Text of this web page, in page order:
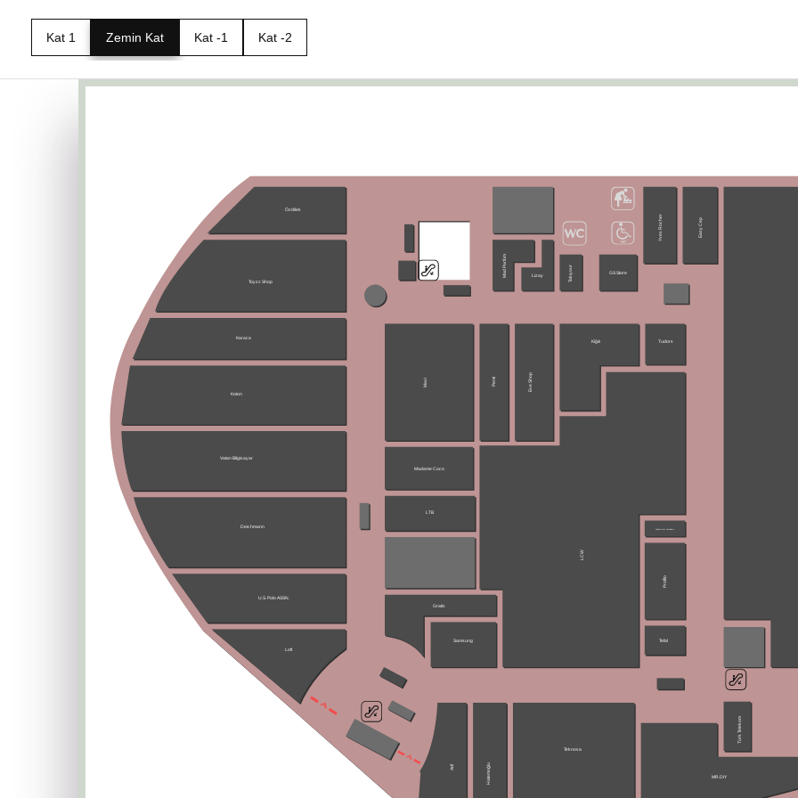
Kat 1 Zemin Kat Kat -1 Kat -2
Adl
Ceyhan Kuru Temizleme
Deichmann
Easy Cep
Eve Shop
GS Store
Gratis
Hatemoğlu
Karaca
Kiğılı
Koton
LCW
LTB
Lizay
Loft
MR.DIY
Mad Parfüm
Madame Coco
Mavi Penti
Profilo
Samsung
Takıyour
Tefal
Teknosa
Toyzz Shop
Tudors
Türk Telekom
U.S. Polo ASSN.
Vatan Bilgisayar
Yves Rocher
Özdilek